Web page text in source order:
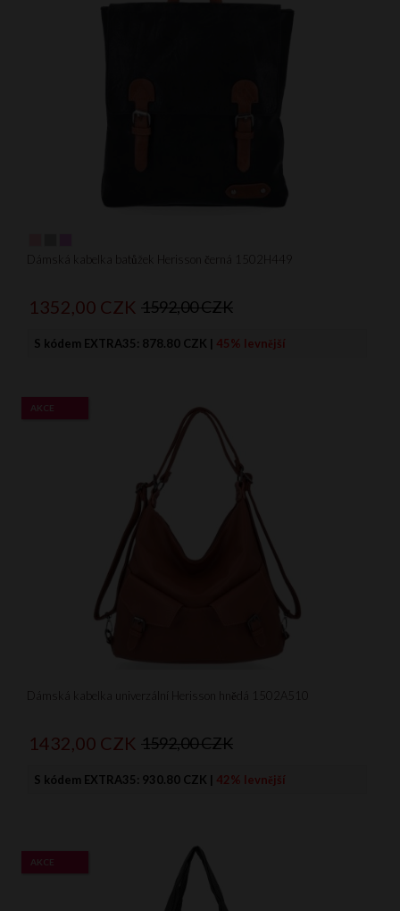
Dámská kabelka batůžek Herisson černá 1502H449
1352,00 CZK 1592,00 CZK
S kódem EXTRA35: 878.80 CZK | 45% levnější
Dámská kabelka univerzální Herisson hnědá 1502A510
AKCE
1432,00 CZK 1592,00 CZK
S kódem EXTRA35: 930.80 CZK | 42% levnější
AKCE